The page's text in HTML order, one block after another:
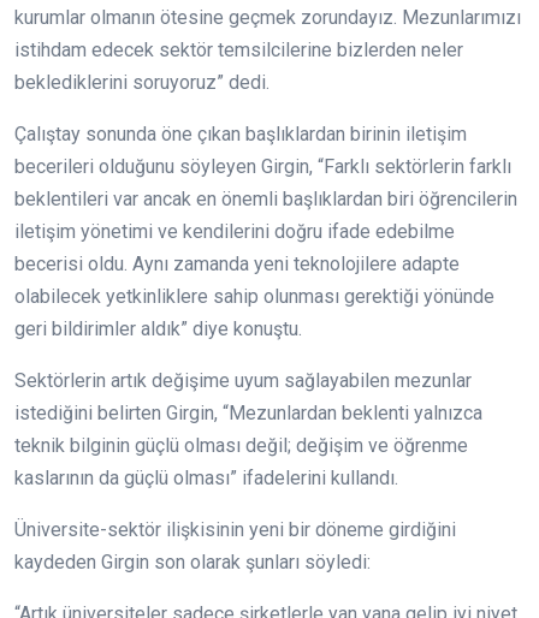
kurumlar olmanın ötesine geçmek zorundayız. Mezunlarımızı
istihdam edecek sektör temsilcilerine bizlerden neler
beklediklerini soruyoruz” dedi.
Çalıştay sonunda öne çıkan başlıklardan birinin iletişim
becerileri olduğunu söyleyen Girgin, “Farklı sektörlerin farklı
beklentileri var ancak en önemli başlıklardan biri öğrencilerin
iletişim yönetimi ve kendilerini doğru ifade edebilme
becerisi oldu. Aynı zamanda yeni teknolojilere adapte
olabilecek yetkinliklere sahip olunması gerektiği yönünde
geri bildirimler aldık” diye konuştu.
Sektörlerin artık değişime uyum sağlayabilen mezunlar
istediğini belirten Girgin, “Mezunlardan beklenti yalnızca
teknik bilginin güçlü olması değil; değişim ve öğrenme
kaslarının da güçlü olması” ifadelerini kullandı.
Üniversite-sektör ilişkisinin yeni bir döneme girdiğini
kaydeden Girgin son olarak şunları söyledi:
“Artık üniversiteler sadece şirketlerle yan yana gelip iyi niyet